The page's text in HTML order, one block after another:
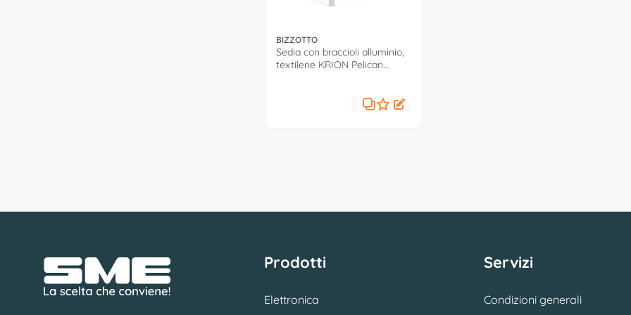
BIZZOTTO
Sedia con braccioli alluminio,
textilene KRION Pelican
Prodotti
Elettronica
Servizi
Condizioni generali